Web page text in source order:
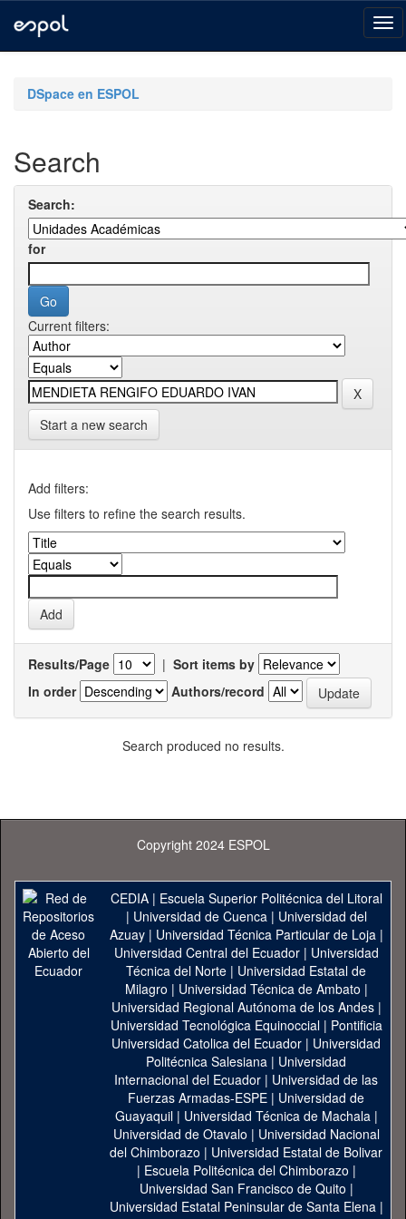
navigationDSpace en ESPOL
Search
Search:
for
Current filters:
Start a new search
Add filters:
Use filters to refine the search results.
Results/Page | Sort items by
In order
Authors/record
Search produced no results.
Copyright 2024 ESPOL
CEDIA| Escuela Superior Politécnica del Litoral
| Universidad de Cuenca| Universidad del
Azuay| Universidad Técnica Particular de Loja|
Universidad Central del Ecuador| Universidad
Técnica del Norte | Universidad Estatal de
Milagro | Universidad Técnica de Ambato |
Universidad Regional Autónoma de los Andes|
Universidad Tecnológica Equinoccial| Pontificia
Universidad Catolica del Ecuador | Universidad
Politécnica Salesiana | Universidad
Internacional del Ecuador | Universidad de las
Fuerzas Armadas-ESPE | Universidad de
Guayaquil| Universidad Técnica de Machala|
Universidad de Otavalo | Universidad Nacional
del Chimborazo | Universidad Estatal de Bolivar
| Escuela Politécnica del Chimborazo |
Universidad San Francisco de Quito |
Universidad Estatal Peninsular de Santa Elena|